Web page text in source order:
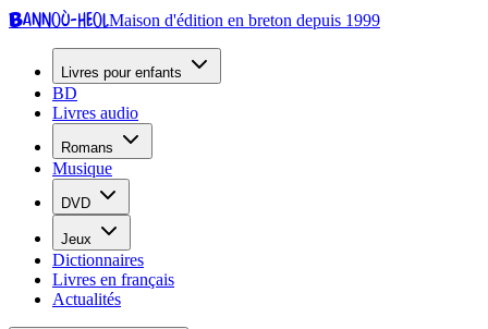
Bannoù-heolMaison d'édition en breton depuis 1999
Livres pour enfants
BD
Livres audio
Romans
Musique
DVD
Jeux
Dictionnaires
Livres en français
Actualités